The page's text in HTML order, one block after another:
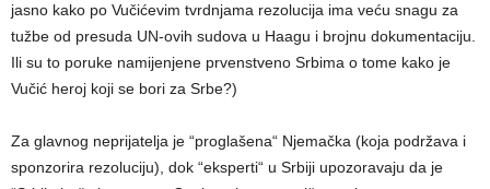
jasno kako po Vučićevim tvrdnjama rezolucija ima veću snagu za
tužbe od presuda UN-ovih sudova u Haagu i brojnu dokumentaciju.
Ili su to poruke namijenjene prvenstveno Srbima o tome kako je
Vučić heroj koji se bori za Srbe?)
Za glavnog neprijatelja je “proglašena“ Njemačka (koja podržava i
sponzorira rezoluciju), dok “eksperti“ u Srbiji upozoravaju da je